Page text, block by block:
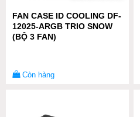
FAN CASE ID COOLING DF-
12025-ARGB TRIO SNOW
(BỘ 3 FAN)
Còn hàng